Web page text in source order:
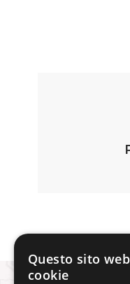
Questo sito
cookie